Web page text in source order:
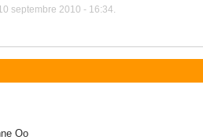
septembre 2010 - 16:34.
Oo